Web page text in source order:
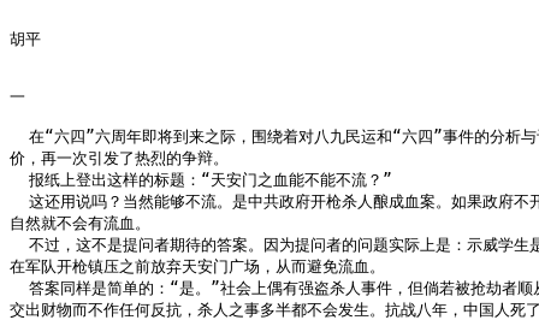
胡平
一
在“六四”六周年即将到来之际，围绕着对八九民运和“六四”事件的分析
价，再一次引发了热烈的争辩。
  报纸上登出这样的标题：“天安门之血能不能不流？”
这还用说吗？当然能够不流。是中共政府开枪杀人酿成血案。如果政府不
自然就不会有流血。
不过，这不是提问者期待的答案。因为提问者的问题实际上是：示威学生
在军队开枪镇压之前放弃天安门广场，从而避免流血。
答案同样是简单的：“是。”社会上偶有强盗杀人事件，但倘若被抢劫者顺
交出财物而不作任何反抗，杀人之事多半都不会发生。抗战八年，中国人死